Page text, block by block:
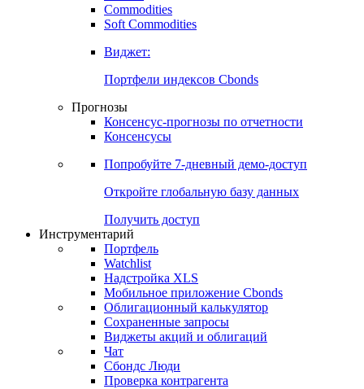
Commodities
Soft Commodities
Виджет:
Портфели индексов Cbonds
Прогнозы
Консенсус-прогнозы по отчетности
Консенсусы
Попробуйте 7-дневный демо-доступ
Откройте глобальную базу данных
Получить доступ
Инструментарий
Портфель
Watchlist
Надстройка XLS
Мобильное приложение Cbonds
Облигационный калькулятор
Сохраненные запросы
Виджеты акций и облигаций
Чат
Сбондс Люди
Проверка контрагента